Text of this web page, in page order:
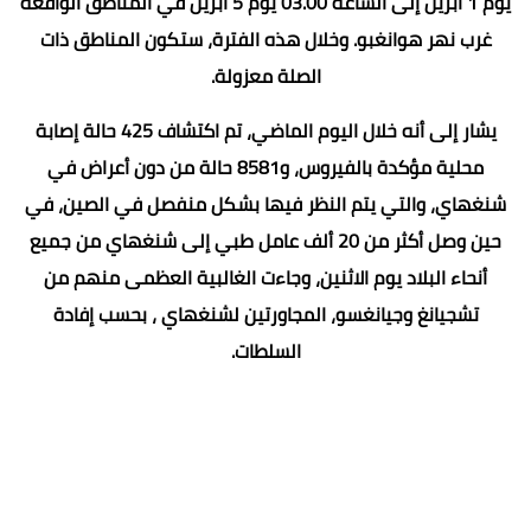
غرب نهر هوانغبو. وخلال هذه الفترة، ستكون المناطق ذات
الصلة معزولة.
يشار إلى أنه خلال اليوم الماضي، تم اكتشاف 425 حالة إصابة
محلية مؤكدة بالفيروس، و8581 حالة من دون أعراض في
شنغهاي، والتي يتم النظر فيها بشكل منفصل في الصين، في
حين وصل أكثر من 20 ألف عامل طبي إلى شنغهاي من جميع
أنحاء البلاد يوم الاثنين، وجاءت الغالبية العظمى منهم من
تشجيانغ وجيانغسو، المجاورتين لشنغهاي ، بحسب إفادة
السلطات.